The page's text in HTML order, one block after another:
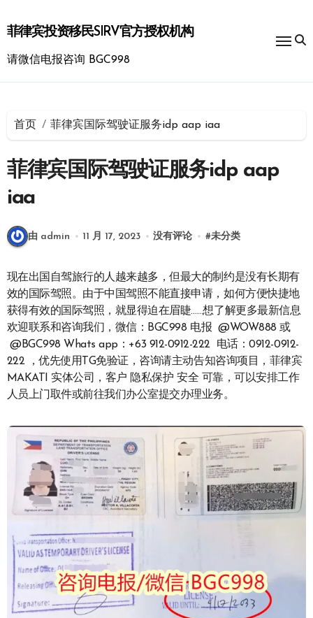
到
内
菲律宾投资移民SIRV官方授权机构
请微信电报咨询 BGC998
首页 菲律宾国际驾驶证服务idp aap iaa
菲律宾国际驾驶证服务idp aap
iaa
由 admin 11 月 17, 2023 没有评论 #未分类
现在出国自驾旅行的人越来越多，但最大的制约是没有长期有
效的国际驾照。由于中国驾照不能直接申请，如何方便快捷地
获得有效的国际驾照，就显得迫在眉睫……想了解更多最新信息
欢迎联系和咨询我们，微信：BGC998 电报 @WOW888 或
@BGC998 Whats app：+63 912-0912-222 电话：0912-0912-
222 ，优先使用TG免验证，咨询请主动告知咨询项目，菲律宾
MAKATI 实体公司，客户 隐私保护 安全 可靠，可以安排工作
人员上门取件或前往我们办公室提交办理业务。